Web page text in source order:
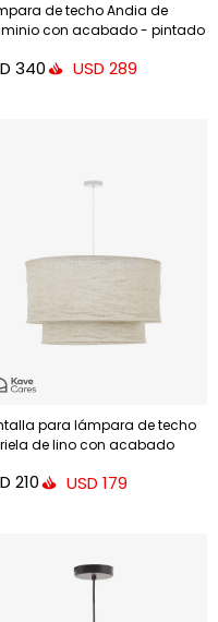
de techo Andia de
con acabado - pintado
340 USD 289
para lámpara de techo
de lino con acabado
210 USD 179